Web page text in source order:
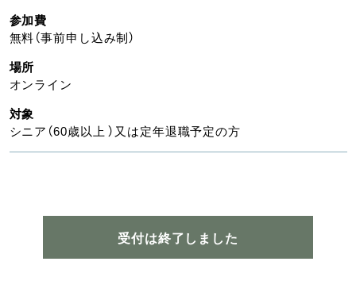
参加費
無料（事前申し込み制）
場所
オンライン
対象
シニア（60歳以上 ）又は定年退職予定の方
受付は終了しました